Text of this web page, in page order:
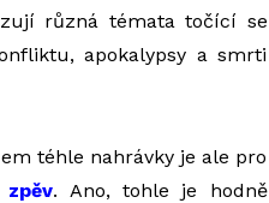
různá témata točící se
apokalypsy a smrti
téhle nahrávky je ale pro
zpěv. Ano, tohle je hodně